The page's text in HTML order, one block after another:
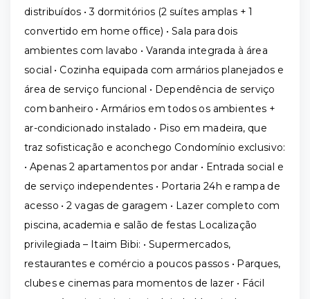
distribuídos • 3 dormitórios (2 suítes amplas + 1
convertido em home office) • Sala para dois
ambientes com lavabo • Varanda integrada à área
social • Cozinha equipada com armários planejados e
área de serviço funcional • Dependência de serviço
com banheiro • Armários em todos os ambientes +
ar-condicionado instalado • Piso em madeira, que
traz sofisticação e aconchego Condomínio exclusivo:
• Apenas 2 apartamentos por andar • Entrada social e
de serviço independentes • Portaria 24h e rampa de
acesso • 2 vagas de garagem • Lazer completo com
piscina, academia e salão de festas Localização
privilegiada – Itaim Bibi: • Supermercados,
restaurantes e comércio a poucos passos • Parques,
clubes e cinemas para momentos de lazer • Fácil